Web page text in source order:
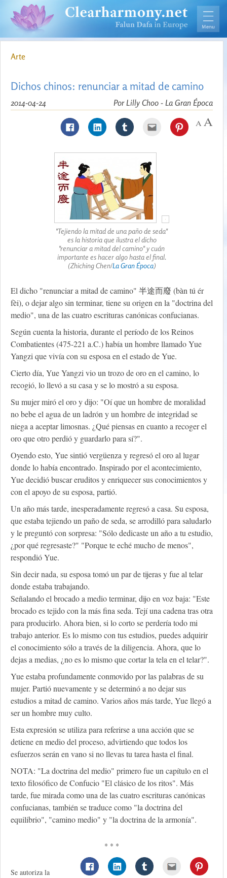
Arte
Dichos chinos: renunciar a mitad de camino
Por Lilly Choo - La Gran Época
2014-04-24
"Tejiendo la mitad de una paño de seda"
es la historia que ilustra el dicho
"renunciar a mitad del camino" y cuán
importante es hacer algo hasta el final.
(Zhiching Chen/La Gran Época)
El dicho "renunciar a mitad de camino" 半途而廢 (bàn tú ér
fèi), o dejar algo sin terminar, tiene su origen en la "doctrina del
medio", una de las cuatro escrituras canónicas confucianas.
Según cuenta la historia, durante el período de los Reinos
Combatientes (475-221 a.C.) había un hombre llamado Yue
Yangzi que vivía con su esposa en el estado de Yue.
Cierto día, Yue Yangzi vio un trozo de oro en el camino, lo
recogió, lo llevó a su casa y se lo mostró a su esposa.
Su mujer miró el oro y dijo: "Oí que un hombre de moralidad
no bebe el agua de un ladrón y un hombre de integridad se
niega a aceptar limosnas. ¿Qué piensas en cuanto a recoger el
oro que otro perdió y guardarlo para sí?".
Oyendo esto, Yue sintió vergüenza y regresó el oro al lugar
donde lo había encontrado. Inspirado por el acontecimiento,
Yue decidió buscar eruditos y enriquecer sus conocimientos y
con el apoyo de su esposa, partió.
Un año más tarde, inesperadamente regresó a casa. Su esposa,
que estaba tejiendo un paño de seda, se arrodilló para saludarlo
y le preguntó con sorpresa: "Sólo dedicaste un año a tu estudio,
¿por qué regresaste?" "Porque te eché mucho de menos",
respondió Yue.
Sin decir nada, su esposa tomó un par de tijeras y fue al telar
donde estaba trabajando.
Señalando el brocado a medio terminar, dijo en voz baja: "Este
brocado es tejido con la más fina seda. Tejí una cadena tras otra
para producirlo. Ahora bien, si lo corto se perdería todo mi
trabajo anterior. Es lo mismo con tus estudios, puedes adquirir
el conocimiento sólo a través de la diligencia. Ahora, que lo
dejas a medias, ¿no es lo mismo que cortar la tela en el telar?".
Yue estaba profundamente conmovido por las palabras de su
mujer. Partió nuevamente y se determinó a no dejar sus
estudios a mitad de camino. Varios años más tarde, Yue llegó a
ser un hombre muy culto.
Esta expresión se utiliza para referirse a una acción que se
detiene en medio del proceso, advirtiendo que todos los
esfuerzos serán en vano si no llevas tu tarea hasta el final.
NOTA: "La doctrina del medio" primero fue un capítulo en el
texto filosófico de Confucio "El clásico de los ritos". Más
tarde, fue mirada como una de las cuatro escrituras canónicas
confucianas, también se traduce como "la doctrina del
equilibrio", "camino medio" y "la doctrina de la armonía".
* * *
Se autoriza la